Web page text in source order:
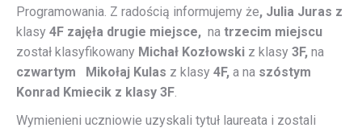
Programowania. Z radością informujemy że, Julia Juras z
klasy 4F zajęła drugie miejsce, na trzecim miejscu
został klasyfikowany Michał Kozłowski z klasy 3F, na
czwartym
Mikołaj Kulas z klasy 4F, a na szóstym
Konrad Kmiecik z klasy 3F.
Wymienieni uczniowie uzyskali tytuł laureata i zostali